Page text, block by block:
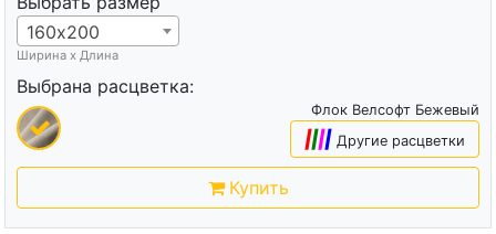
160х200
Ширина х Длина
Выбрана расцветка:
Флок Велсофт Бежевый
|||| Другие расцветки
Купить